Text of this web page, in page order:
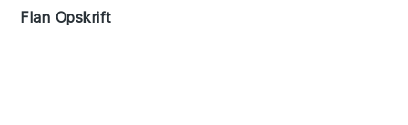
Flan Opskrift